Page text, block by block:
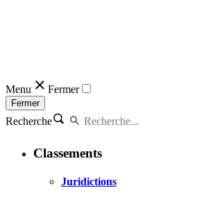
Menu Fermer
Fermer
Recherche
Classements
Juridictions